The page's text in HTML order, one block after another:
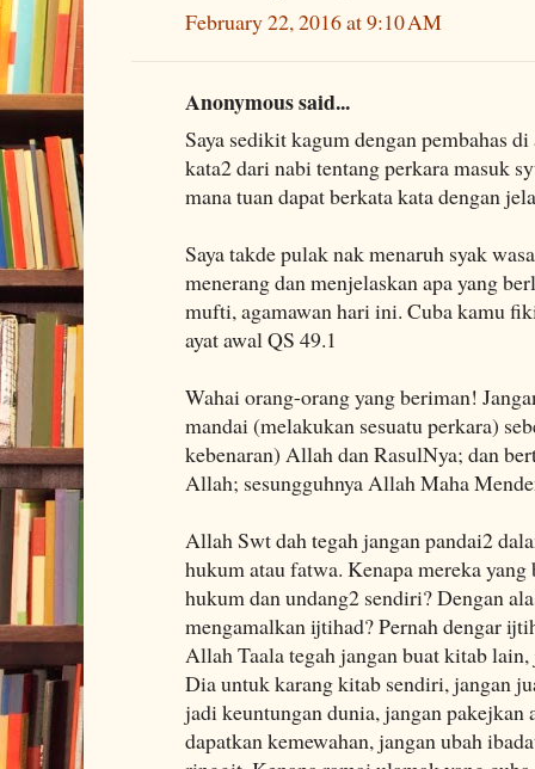
February 22, 2016 at 9:10 AM
Anonymous said...
Saya sedikit kagum dengan pembahas
kata2 dari nabi tentang perkara masuk
mana tuan dapat berkata kata dengan
Saya takde pulak nak menaruh syak
menerang dan menjelaskan apa yang
mufti, agamawan hari ini. Cuba kamu
ayat awal QS 49.1
Wahai orang-orang yang beriman!
mandai (melakukan sesuatu perkara)
kebenaran) Allah dan RasulNya; dan
Allah; sesungguhnya Allah Maha
Allah Swt dah tegah jangan pandai2
hukum atau fatwa. Kenapa mereka
hukum dan undang2 sendiri? Dengan
mengamalkan ijtihad? Pernah dengar
Allah Taala tegah jangan buat kitab
Dia untuk karang kitab sendiri, jangan
jadi keuntungan dunia, jangan pakejkan
dapatkan kemewahan, jangan ubah